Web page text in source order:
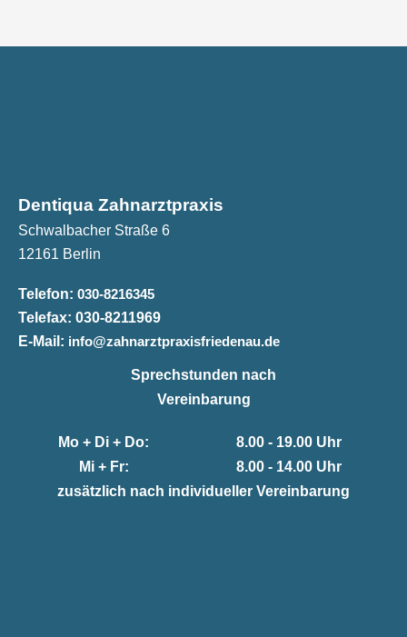
Dentiqua Zahnarztpraxis
Schwalbacher Straße 6
12161 Berlin
Telefon: 030-8216345
Telefax: 030-8211969
E-Mail: info@zahnarztpraxisfriedenau.de
Sprechstunden nach
Vereinbarung
Mo + Di + Do:
8.00 - 19.00 Uhr
Mi + Fr:
8.00 - 14.00 Uhr
zusätzlich nach individueller Vereinbarung